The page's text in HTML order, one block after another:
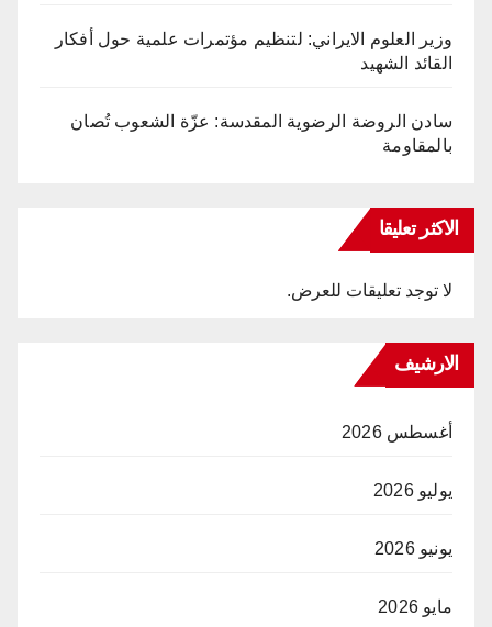
وزير العلوم الايراني: لتنظيم مؤتمرات علمية حول أفكار
القائد الشهيد
سادن الروضة الرضوية المقدسة: عزّة الشعوب تُصان
بالمقاومة
الاكثر تعليقا
لا توجد تعليقات للعرض.
الارشيف
أغسطس 2026
يوليو 2026
يونيو 2026
مايو 2026